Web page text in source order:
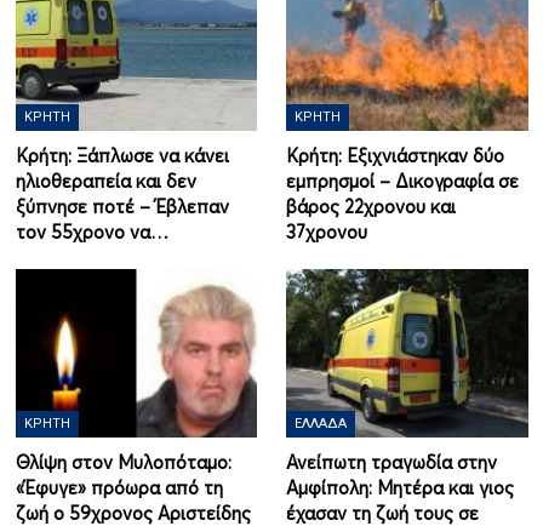
ΚΡΉΤΗ
Κρήτη: Ξάπλωσε να κάνει
ηλιοθεραπεία και δεν
ξύπνησε ποτέ – Έβλεπαν
τον 55χρονο να…
ΚΡΉΤΗ
Κρήτη: Εξιχνιάστηκαν δύο
εμπρησμοί – Δικογραφία σε
βάρος 22χρονου και
37χρονου
ΚΡΉΤΗ
Θλίψη στον Μυλοπόταμο:
«Έφυγε» πρόωρα από τη
ζωή ο 59χρονος Αριστείδης
ΕΛΛΆΔΑ
Ανείπωτη τραγωδία στην
Αμφίπολη: Μητέρα και γιος
έχασαν τη ζωή τους σε